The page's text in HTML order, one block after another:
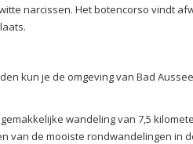
narcissen. Het botencorso vindt
kun je de omgeving van Bad
wandeling van 7,5
van de mooiste rondwandelingen in